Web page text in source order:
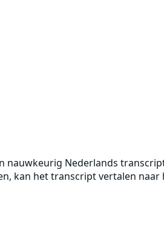
nauwkeurig Nederlands
kan het transcript vertalen naar